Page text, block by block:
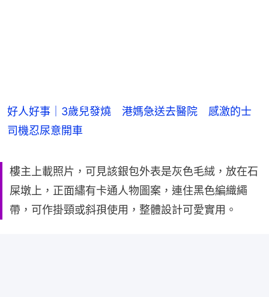
好人好事｜3歲兒發燒 港媽急送去醫院 感激的士
司機忍尿意開車
樓主上載照片，可見該銀包外表是灰色毛絨，放在石
屎墩上，正面繡有卡通人物圖案，連住黑色編織繩
帶，可作掛頸或斜孭使用，整體設計可愛實用。